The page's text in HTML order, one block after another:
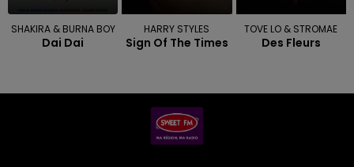
SHAKIRA & BURNA BOY
Dai Dai
HARRY STYLES
Sign Of The Times
TOVE LO & STROMAE
Des Fleurs